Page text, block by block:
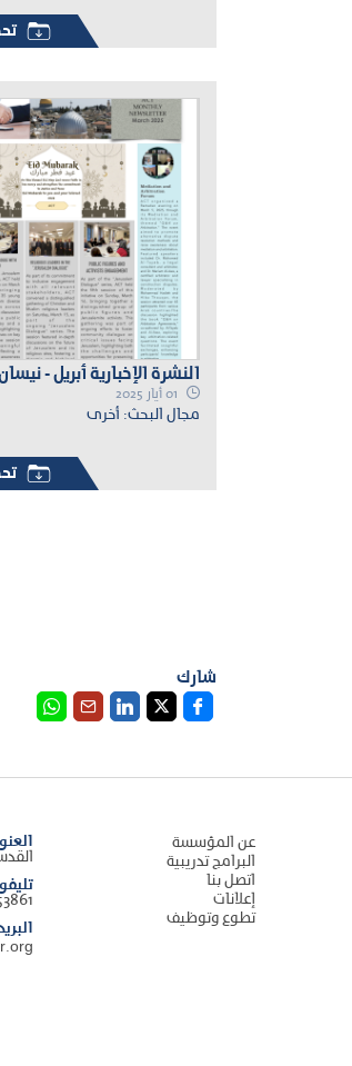
النشرة الإخبارية أبريل -
مجال البحث: أخرى
شارك
عن المؤسسة
البرامج تدريبية
اتصل بنا
إعلانات
تطوع وتوظيف